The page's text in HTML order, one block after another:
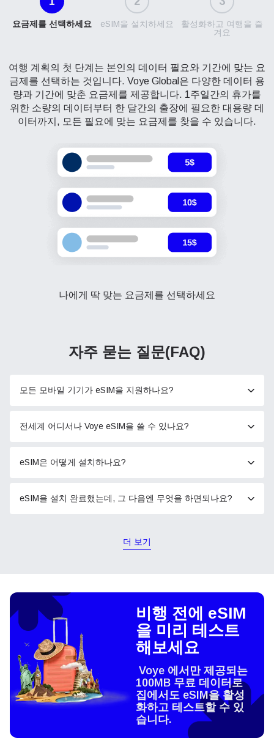
요금제를 선택하세요 eSIM을 설치하세요
활성화하고 여행을 즐
겨요
여행 계획의 첫 단계는 본인의 데이터 필요와 기간에 맞는 요
금제를 선택하는 것입니다. Voye Global은 다양한 데이터 용
량과 기간에 맞춘 요금제를 제공합니다. 1주일간의 휴가를
위한 소량의 데이터부터 한 달간의 출장에 필요한 대용량 데
이터까지, 모든 필요에 맞는 요금제를 찾을 수 있습니다.
나에게 딱 맞는 요금제를 선택하세요
자주 묻는 질문(FAQ)
모든 모바일 기기가 eSIM을 지원하나요?
전세계 어디서나 Voye eSIM을 쓸 수 있나요?
eSIM은 어떻게 설치하나요?
eSIM을 설치 완료했는데, 그 다음엔 무엇을 하면되나요?
더 보기
비행 전에 eSIM
을 미리 테스트
해보세요
Voye 에서만 제공되는
100MB 무료 데이터로
집에서도 eSIM을 활성
화하고 테스트할 수 있
습니다.